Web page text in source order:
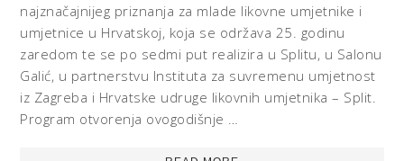
najznačajnijeg priznanja za mlade likovne umjetnike i
umjetnice u Hrvatskoj, koja se održava 25. godinu
zaredom te se po sedmi put realizira u Splitu, u Salonu
Galić, u partnerstvu Instituta za suvremenu umjetnost
iz Zagreba i Hrvatske udruge likovnih umjetnika – Split.
Program otvorenja ovogodišnje …